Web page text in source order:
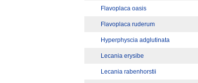
Flavoplaca oasis
Flavoplaca ruderum
Hyperphyscia adglutinata
Lecania erysibe
Lecania rabenhorstii